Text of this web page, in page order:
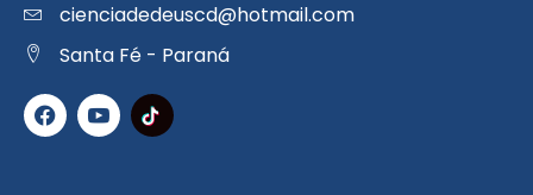
cienciadedeuscd@hotmail.com
Santa Fé - Paraná